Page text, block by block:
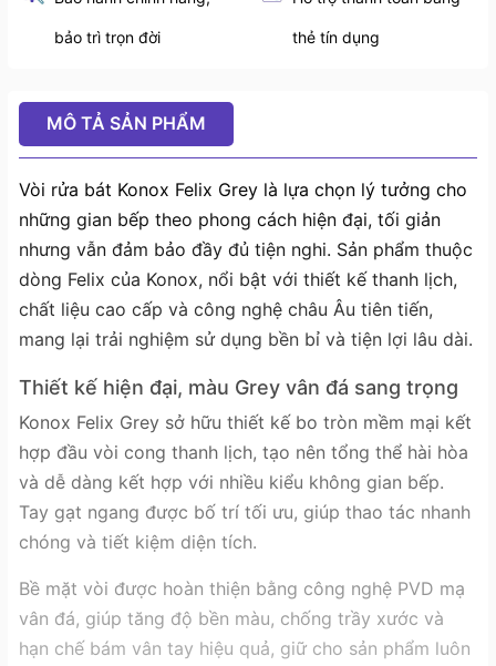
bảo trì trọn đời thẻ tín dụng
MÔ TẢ SẢN PHẨM
Vòi rửa bát Konox Felix Grey là lựa chọn lý tưởng cho
những gian bếp theo phong cách hiện đại, tối giản
nhưng vẫn đảm bảo đầy đủ tiện nghi. Sản phẩm thuộc
dòng Felix của Konox, nổi bật với thiết kế thanh lịch,
chất liệu cao cấp và công nghệ châu Âu tiên tiến,
mang lại trải nghiệm sử dụng bền bỉ và tiện lợi lâu dài.
Thiết kế hiện đại, màu Grey vân đá sang trọng
Konox Felix Grey sở hữu thiết kế bo tròn mềm mại kết
hợp đầu vòi cong thanh lịch, tạo nên tổng thể hài hòa
và dễ dàng kết hợp với nhiều kiểu không gian bếp.
Tay gạt ngang được bố trí tối ưu, giúp thao tác nhanh
chóng và tiết kiệm diện tích.
Bề mặt vòi được hoàn thiện bằng công nghệ PVD mạ
vân đá, giúp tăng độ bền màu, chống trầy xước và
hạn chế bám vân tay hiệu quả, giữ cho sản phẩm luôn